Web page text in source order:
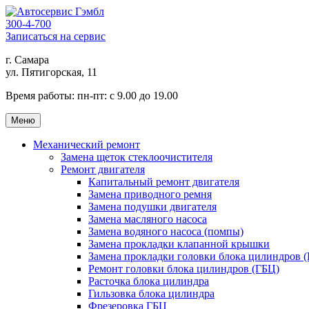
300-4-700
Записаться на сервис
г. Самара
ул. Пятигорская, 11
Время работы: пн-пт: с 9.00 до 19.00
Меню
Механический ремонт
Замена щеток стеклоочистителя
Ремонт двигателя
Капитальный ремонт двигателя
Замена приводного ремня
Замена подушки двигателя
Замена масляного насоса
Замена водяного насоса (помпы)
Замена прокладки клапанной крышки
Замена прокладки головки блока цилиндров
Ремонт головки блока цилиндров (ГБЦ)
Расточка блока цилиндра
Гильзовка блока цилиндра
Фрезеровка ГБЦ